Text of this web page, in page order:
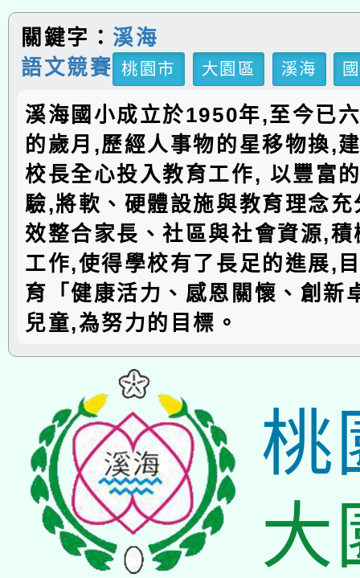
關鍵字： 溪海
語文競賽 桃園市 大園區 溪海
溪海國小成立於1950年,至今已
的歲月,歷經人事物的星移物換,
校長全心投入教育工作, 以豐富
驗,將軟、硬體設施與教育理念
效整合家長、社區與社會資源,
工作,使得學校有了長足的進展,
育「健康活力、感恩關懷、創新
兒童,為努力的目標。
桃
大